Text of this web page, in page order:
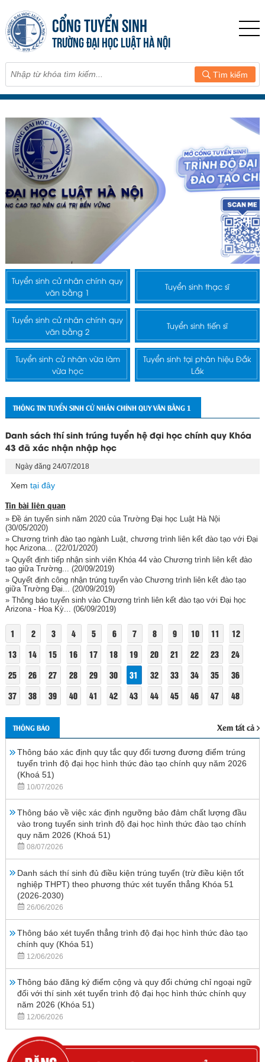
CỔNG TUYỂN SINH
TRƯỜNG ĐẠI HỌC LUẬT HÀ NỘI
Tìm kiếm
Tuyển sinh cử nhân chính quy
văn bằng 1
Tuyển sinh thạc sĩ
Tuyển sinh cử nhân chính quy
văn bằng 2
Tuyển sinh tiến sĩ
Tuyển sinh cử nhân vừa làm
vừa học
Tuyển sinh tại phân hiệu Đắk
Lắk
THÔNG TIN TUYỂN SINH CỬ NHÂN CHÍNH QUY VĂN BẰNG 1
Danh sách thí sinh trúng tuyển hệ đại học chính quy Khóa
43 đã xác nhận nhập học
Ngày đăng 24/07/2018
Xem tại đây
Tin bài liên quan
» Đề án tuyển sinh năm 2020 của Trường Đại học Luật Hà Nội
(30/05/2020)
» Chương trình đào tạo ngành Luật, chương trình liên kết đào tạo với Đại
học Arizona... (22/01/2020)
» Quyết định tiếp nhận sinh viên Khóa 44 vào Chương trình liên kết đào
tạo giữa Trường...
(20/09/2019)
» Quyết định công nhận trúng tuyển vào Chương trình liên kết đào tạo
giữa Trường Đại... (20/09/2019)
» Thông báo tuyển sinh vào Chương trình liên kết đào tạo với Đại học
Arizona - Hoa Kỳ... (06/09/2019)
1 2 3 4 5 6 7 8 9 10 11
12
13
14 15 16 17 18 19 20 21 22 23
24
25
26 27 28 29 30 31 32 33 34 35
36
37
38 39 40 41 42 43 44 45 46 47 48
THÔNG BÁO Xem tất cả
Thông báo xác định quy tắc quy đổi tương đương điểm trúng
tuyển trình độ đại học hình thức đào tạo chính quy năm 2026
(Khoá 51)
10/07/2026
Thông báo về việc xác định ngưỡng bảo đảm chất lượng đầu
vào trong tuyển sinh trình độ đại học hình thức đào tạo chính
quy năm 2026 (Khoá 51)
08/07/2026
Danh sách thí sinh đủ điều kiện trúng tuyển (trừ điều kiện tốt
nghiệp THPT) theo phương thức xét tuyển thẳng Khóa 51
(2026-2030)
26/06/2026
Thông báo xét tuyển thẳng trình độ đại học hình thức đào tạo
chính quy (Khóa 51)
12/06/2026
Thông báo đăng ký điểm cộng và quy đổi chứng chỉ ngoại ngữ
đối với thí sinh xét tuyển trình độ đại học hình thức chính quy
năm 2026 (Khóa 51)
12/06/2026